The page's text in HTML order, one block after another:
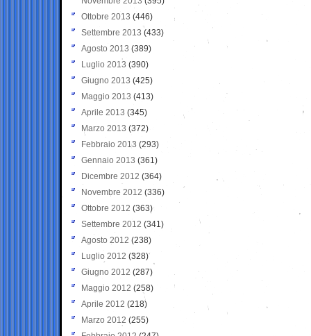
Ottobre 2013 (446)
Settembre 2013 (433)
Agosto 2013 (389)
Luglio 2013 (390)
Giugno 2013 (425)
Maggio 2013 (413)
Aprile 2013 (345)
Marzo 2013 (372)
Febbraio 2013 (293)
Gennaio 2013 (361)
Dicembre 2012 (364)
Novembre 2012 (336)
Ottobre 2012 (363)
Settembre 2012 (341)
Agosto 2012 (238)
Luglio 2012 (328)
Giugno 2012 (287)
Maggio 2012 (258)
Aprile 2012 (218)
Marzo 2012 (255)